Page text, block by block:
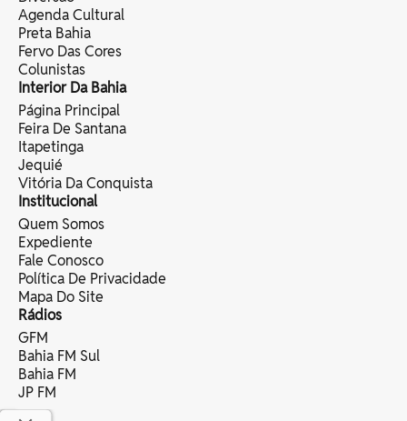
Agenda Cultural
Preta Bahia
Fervo Das Cores
Colunistas
Interior Da Bahia
Página Principal
Feira De Santana
Itapetinga
Jequié
Vitória Da Conquista
Institucional
Quem Somos
Expediente
Fale Conosco
Política De Privacidade
Mapa Do Site
Rádios
GFM
Bahia FM Sul
Bahia FM
JP FM